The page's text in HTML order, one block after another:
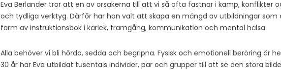
Eva Berlander tror att en av orsakerna till att vi så ofta fastnar i kamp, konflikter
och tydliga verktyg. Därför har hon valt att skapa en mängd av utbildningar som
form av instruktionsbok i kärlek, framgång, kommunikation och mental hälsa.
Alla behöver vi bli hörda, sedda och begripna. Fysisk och emotionell beröring är
30 år har Eva utbildat tusentals individer, par och grupper till att se den stora